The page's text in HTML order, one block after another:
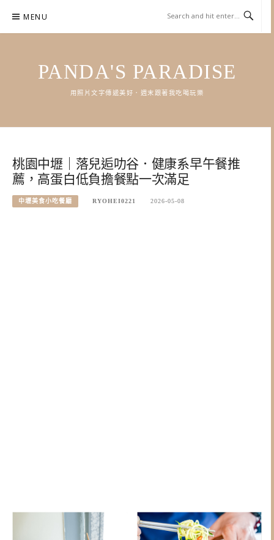
content
MENU
PANDA'S PARADISE
用照片文字傳遞美好．週末跟著我吃喝玩樂
桃園中壢｜落兒逅叻谷．健康系早午餐推
薦，高蛋白低負擔餐點一次滿足
中壢美食小吃餐廳 RYOHEI0221 2026-05-08